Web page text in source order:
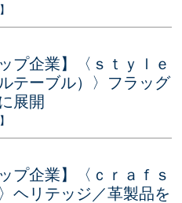
プ企業】〈ｓｔｙｌｅ
テーブル）〉フラッグ
展開
プ企業】〈ｃｒａｆｓ
ヘリテッジ／革製品を